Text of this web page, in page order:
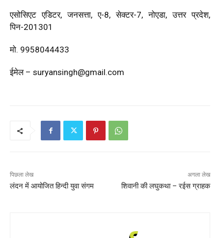
एसोसिएट एडिटर, जनसत्ता, ए-8, सेक्टर-7, नोएडा, उत्तर प्रदेश,
पिन-201301
मो. 9958044433
ईमेल – suryansingh@gmail.com
पिछला लेख
लंदन में आयोजित हिन्दी युवा संगम
अगला लेख
शिवानी की लघुकथा – रईस ग्राहक